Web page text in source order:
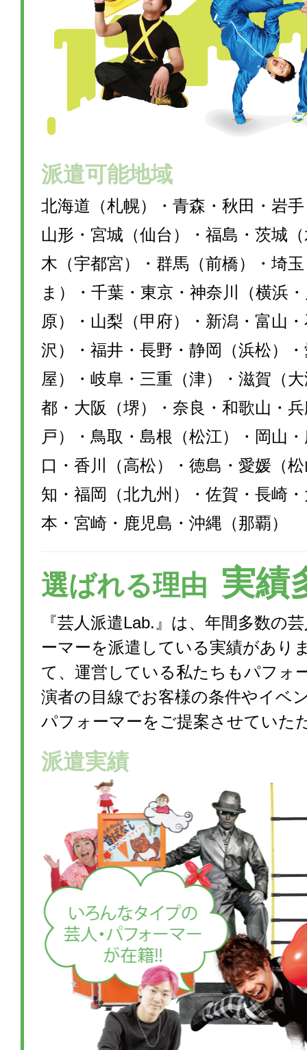
派遣可能地域
北海道（札幌）・青森・秋田・岩
山形・宮城（仙台）・福島・茨城
木（宇都宮）・群馬（前橋）・埼
ま）・千葉・東京・神奈川（横浜
原）・山梨（甲府）・新潟・富山
沢）・福井・長野・静岡（浜松）
屋）・岐阜・三重（津）・滋賀（
都・大阪（堺）・奈良・和歌山・
戸）・鳥取・島根（松江）・岡山
口・香川（高松）・徳島・愛媛（
知・福岡（北九州）・佐賀・長崎
本・宮崎・鹿児島・沖縄（那覇）
選ばれる理由 実績
『芸人派遣Lab.』は、年間多数の
ーマーを派遣している実績があり
て、運営している私たちもパフォ
演者の目線でお客様の条件やイベ
パフォーマーをご提案させていた
派遣実績